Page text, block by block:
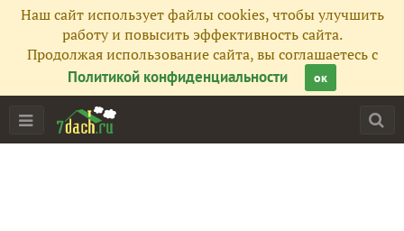
Наш сайт использует файлы cookies, чтобы улучшить
работу и повысить эффективность сайта.
Продолжая использование сайта, вы соглашаетесь с
Политикой конфиденциальности
ок